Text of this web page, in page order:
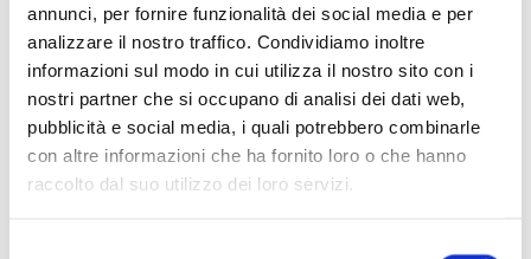
annunci, per fornire funzionalità dei social media e per
analizzare il nostro traffico. Condividiamo inoltre
informazioni sul modo in cui utilizza il nostro sito con i
nostri partner che si occupano di analisi dei dati web,
pubblicità e social media, i quali potrebbero combinarle
con altre informazioni che ha fornito loro o che hanno
raccolto dal suo utilizzo dei loro servizi.